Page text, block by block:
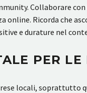
Collaborare
online. Ricorda che
e durature nel
PER
locali,